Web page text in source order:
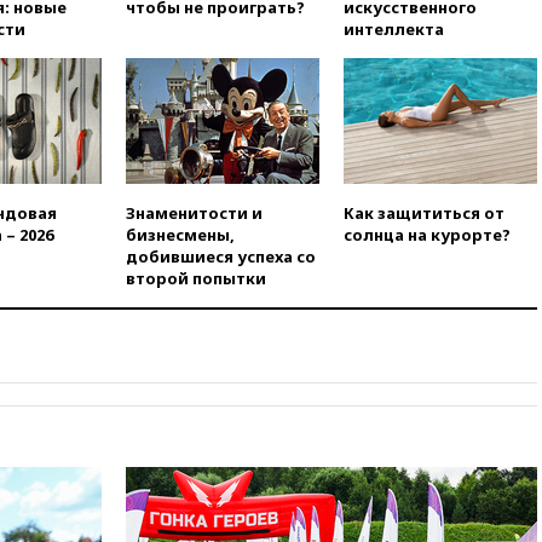
исламского банкинга
«Интервидения»
подтвердили, что конкурс
пройдет в Саудовской Аравии
вчера, 21:35Машков: в РФ
подготовили концепцию
искусства до 2035 года
вчера, 21:21
Машковым 150-летие Союза
театральных деятелей
47 из 50 штатов США
вчера, 20:35ПВО за 12 часов
новые
чтобы не проиграть?
искусственного
интеллекта
2026
Знаменитости и
бизнесмены,
добившиеся успеха со
второй попытки
Как защититься от
солнца на курорте?